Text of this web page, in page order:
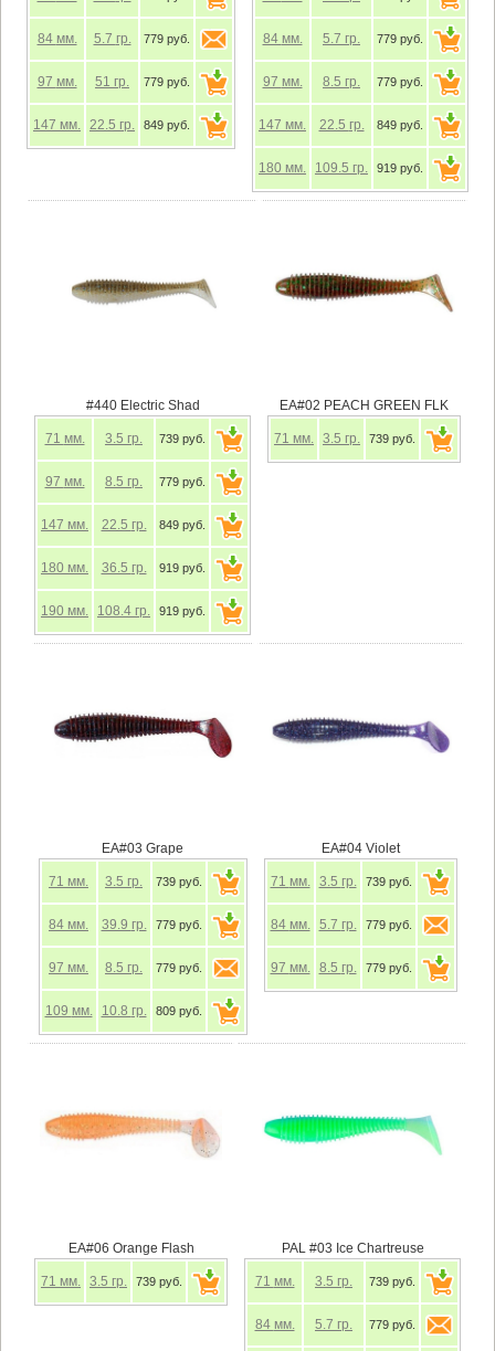
84 мм. 5.7 гр. 779 руб.
97 мм. 51 гр. 779 руб.
147 мм. 22.5 гр. 849 руб.
84 мм. 5.7 гр. 779 руб.
97 мм. 8.5 гр. 779 руб.
147 мм. 22.5 гр. 849 руб.
180 мм. 109.5 гр. 919 руб.
#440 Electric Shad
71 мм. 3.5 гр. 739 руб.
97 мм. 8.5 гр. 779 руб.
147 мм. 22.5 гр. 849 руб.
180 мм. 36.5 гр. 919 руб.
190 мм. 108.4 гр. 919 руб.
EA#02 PEACH GREEN FLK
71 мм. 3.5 гр. 739 руб.
EA#03 Grape
71 мм. 3.5 гр. 739 руб.
84 мм. 39.9 гр. 779 руб.
97 мм. 8.5 гр. 779 руб.
109 мм. 10.8 гр. 809 руб.
EA#04 Violet
71 мм. 3.5 гр. 739 руб.
84 мм. 5.7 гр. 779 руб.
97 мм. 8.5 гр. 779 руб.
EA#06 Orange Flash
71 мм. 3.5 гр. 739 руб.
PAL #03 Ice Chartreuse
71 мм. 3.5 гр. 739 руб.
84 мм. 5.7 гр. 779 руб.